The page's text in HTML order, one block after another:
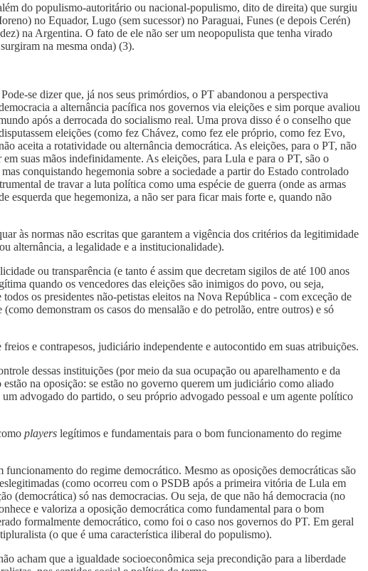
do populismo-autoritário ou nacional-populismo, dito de direita) que surgiu
no Equador, Lugo (sem sucessor) no Paraguai, Funes (e depois Cerén)
na Argentina. O fato de ele não ser um neopopulista que tenha virado
na mesma onda) (3).
se dizer que, já nos seus primórdios, o PT abandonou a perspectiva
a alternância pacífica nos governos via eleições e sim porque avaliou
após a derrocada do socialismo real. Uma prova disso é o conselho que
eleições (como fez Chávez, como fez ele próprio, como fez Evo,
aceita a rotatividade ou alternância democrática. As eleições, para o PT, não
suas mãos indefinidamente. As eleições, para Lula e para o PT, são o
conquistando hegemonia sobre a sociedade a partir do Estado controlado
de travar a luta política como uma espécie de guerra (onde as armas
esquerda que hegemoniza, a não ser para ficar mais forte e, quando não
às normas não escritas que garantem a vigência dos critérios da legitimidade
alternância, a legalidade e a institucionalidade).
ou transparência (e tanto é assim que decretam sigilos de até 100 anos
quando os vencedores das eleições são inimigos do povo, ou seja,
os presidentes não-petistas eleitos na Nova República - com exceção de
demonstram os casos do mensalão e do petrolão, entre outros) e só
e contrapesos, judiciário independente e autocontido em suas atribuições.
dessas instituições (por meio da sua ocupação ou aparelhamento e da
na oposição: se estão no governo querem um judiciário como aliado
advogado do partido, o seu próprio advogado pessoal e um agente político
players legítimos e fundamentais para o bom funcionamento do regime
do regime democrático. Mesmo as oposições democráticas são
(como ocorreu com o PSDB após a primeira vitória de Lula em
(democrática) só nas democracias. Ou seja, de que não há democracia (no
e valoriza a oposição democrática como fundamental para o bom
formalmente democrático, como foi o caso nos governos do PT. Em geral
(o que é uma característica iliberal do populismo).
acham que a igualdade socioeconômica seja precondição para a liberdade